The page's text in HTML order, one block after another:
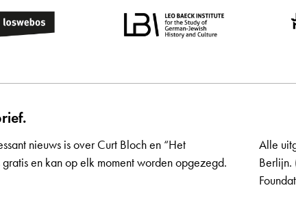
nieuws is over Curt Bloch en “Het
en kan op elk moment worden opgezegd.
Alle
Berlijn.